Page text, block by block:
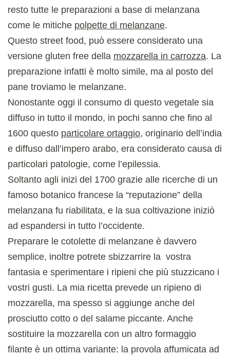
resto tutte le preparazioni a base di melanzana
come le mitiche polpette di melanzane.
Questo street food, può essere considerato una
versione gluten free della mozzarella in carrozza. La
preparazione infatti è molto simile, ma al posto del
pane troviamo le melanzane.
Nonostante oggi il consumo di questo vegetale sia
diffuso in tutto il mondo, in pochi sanno che fino al
1600 questo particolare ortaggio, originario dell’india
e diffuso dall’impero arabo, era considerato causa di
particolari patologie, come l’epilessia.
Soltanto agli inizi del 1700 grazie alle ricerche di un
famoso botanico francese la “reputazione” della
melanzana fu riabilitata, e la sua coltivazione iniziò
ad espandersi in tutto l’occidente.
Preparare le cotolette di melanzane è davvero
semplice, inoltre potrete sbizzarrire la vostra
fantasia e sperimentare i ripieni che più stuzzicano i
vostri gusti. La mia ricetta prevede un ripieno di
mozzarella, ma spesso si aggiunge anche del
prosciutto cotto o del salame piccante. Anche
sostituire la mozzarella con un altro formaggio
filante è un ottima variante: la provola affumicata ad